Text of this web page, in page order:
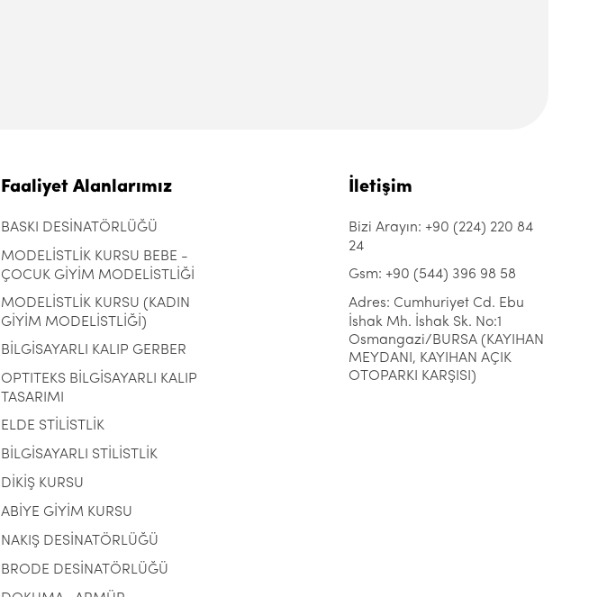
Faaliyet Alanlarımız
BASKI DESİNATÖRLÜĞÜ
MODELİSTLİK KURSU BEBE -
ÇOCUK GİYİM MODELİSTLİĞİ
MODELİSTLİK KURSU (KADIN
GİYİM MODELİSTLİĞİ)
BİLGİSAYARLI KALIP GERBER
OPTITEKS BİLGİSAYARLI KALIP
TASARIMI
ELDE STİLİSTLİK
BİLGİSAYARLI STİLİSTLİK
DİKİŞ KURSU
ABİYE GİYİM KURSU
NAKIŞ DESİNATÖRLÜĞÜ
BRODE DESİNATÖRLÜĞÜ
İletişim
Bizi Arayın: +90 (224) 220 84
24
Gsm: +90 (544) 396 98 58
Adres: Cumhuriyet Cd. Ebu
İshak Mh. İshak Sk. No:1
Osmangazi/BURSA (KAYIHAN
MEYDANI, KAYIHAN AÇIK
OTOPARKI KARŞISI)